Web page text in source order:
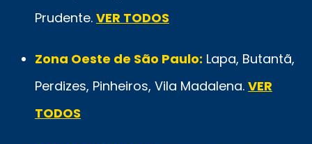
Prudente. VER TODOS
Zona Oeste de São Paulo: Lapa, Butantã,
Perdizes, Pinheiros, Vila Madalena. VER
TODOS